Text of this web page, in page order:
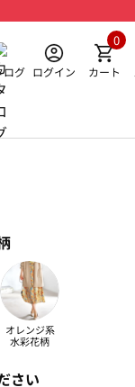
ログ ログイン カート
0
オレンジ系
水彩花柄
さい